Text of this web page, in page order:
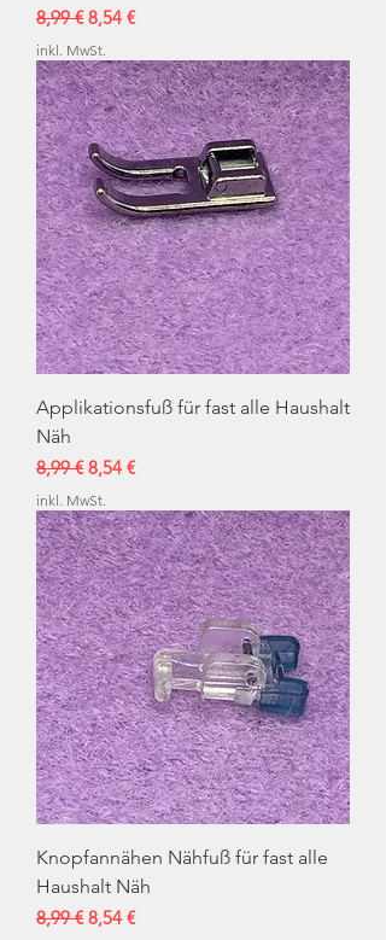
Standardpreis
8,99 € Sale-Preis
8,54 €
inkl. MwSt.
Applikationsfuß für fast alle Haushalt
Näh
Standardpreis
8,99 € Sale-Preis
8,54 €
inkl. MwSt.
Knopfannähen Nähfuß für fast alle
Haushalt Näh
Standardpreis
8,99 € Sale-Preis
8,54 €